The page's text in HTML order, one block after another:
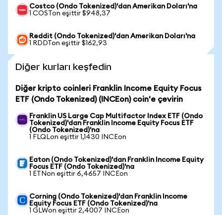
Costco (Ondo Tokenized)'dan Amerikan Doları'na
1 COSTon eşittir $948,37
Reddit (Ondo Tokenized)'dan Amerikan Doları'na
1 RDDTon eşittir $162,93
Diğer kurları keşfedin
Diğer kripto coinleri Franklin Income Equity Focus
ETF (Ondo Tokenized) (INCEon) coin'e çevirin
Franklin US Large Cap Multifactor Index ETF (Ondo
Tokenized)'dan Franklin Income Equity Focus ETF
(Ondo Tokenized)'na
1 FLQLon eşittir 1,1430 INCEon
Eaton (Ondo Tokenized)'dan Franklin Income Equity
Focus ETF (Ondo Tokenized)'na
1 ETNon eşittir 6,4657 INCEon
Corning (Ondo Tokenized)'dan Franklin Income
Equity Focus ETF (Ondo Tokenized)'na
1 GLWon eşittir 2,4007 INCEon